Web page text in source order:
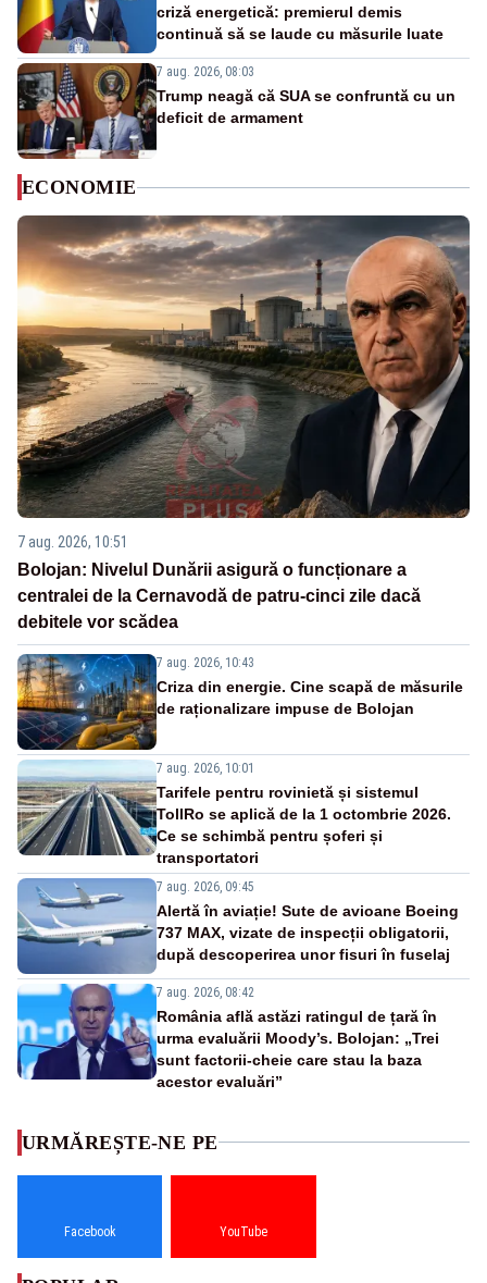
criză energetică: premierul demis
continuă să se laude cu măsurile luate
7 aug. 2026, 08:03
Trump neagă că SUA se confruntă cu un
deficit de armament
ECONOMIE
7 aug. 2026, 10:51
Bolojan: Nivelul Dunării asigură o funcționare a
centralei de la Cernavodă de patru-cinci zile dacă
debitele vor scădea
7 aug. 2026, 10:43
Criza din energie. Cine scapă de măsurile
de raționalizare impuse de Bolojan
7 aug. 2026, 10:01
Tarifele pentru rovinietă și sistemul
TollRo se aplică de la 1 octombrie 2026.
Ce se schimbă pentru șoferi și
transportatori
7 aug. 2026, 09:45
Alertă în aviație! Sute de avioane Boeing
737 MAX, vizate de inspecții obligatorii,
după descoperirea unor fisuri în fuselaj
7 aug. 2026, 08:42
România află astăzi ratingul de țară în
urma evaluării Moody’s. Bolojan: „Trei
sunt factorii-cheie care stau la baza
acestor evaluări”
URMĂREȘTE-NE PE
Facebook YouTube